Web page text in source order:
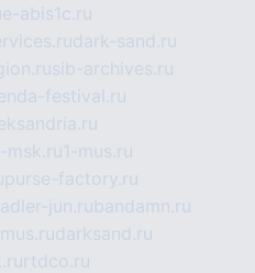
e-abis1c.ru
dark-sand.ru
sib-archives.ru
festival.ru
msk.ru1-mus.ru
purse-factory.ru
adler-jun.rubandamn.ru
darksand.ru
rtdco.ru